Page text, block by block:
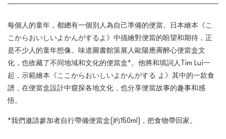
每個人的童年，都總有一個別人為自己準備的便當。日本繪本《こ
こからおいしいよかんがするよ》中描繪對便當的盼望和期待，正
是不少人的童年想像。味道圖書館策展人歐陽應霽醉心便當盒文
化，也收藏了不同地域和文化的便當盒*。他將和填詞人Tim Lui一
起，示範繪本《ここからおいしいよかんがする よ》其中的一款食
譜，在便當盒設計中窺探各地文化，也分享便當故事的趣事和感
悟。
*我們邀請參加者自行帶備便當盒(約150ml)，把食物帶回家。